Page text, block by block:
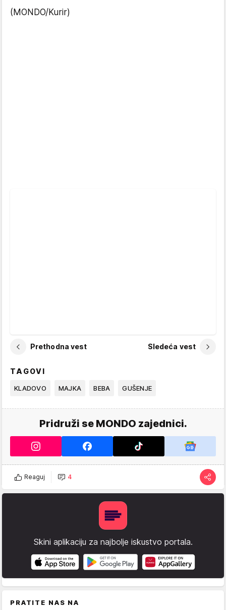
(MONDO/Kurir)
Prethodna vest Sledeća vest
TAGOVI
KLADOVO MAJKA BEBA GUŠENJE
Pridruži se MONDO zajednici.
Reaguj 4
Skini aplikaciju za najbolje iskustvo portala.
PRATITE NAS NA